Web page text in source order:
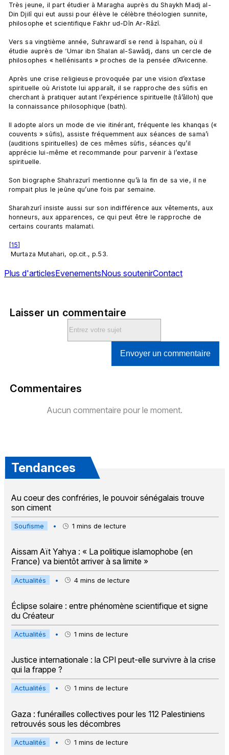
Très jeune, il part étudier à Maragha auprès du Shaykh Madj al-
Din Djilî qui eut aussi pour élève le célèbre théologien sunnite,
philosophe et scientifique Fakhr ud-Dîn Ar-Râzî.
Vers sa vingtième année, Suhrawardî se rend à Ispahan, où il
étudie auprès de ‘Umar ibn Shalan al-Sawâdj, dans un cercle de
philosophes « hellénisants » proches de la pensée d’Avicenne.
Après une crise religieuse provoquée par une vision d’extase
spirituelle où Aristote lui apparaît, il se rapproche des sûfis en
cherchant à pratiquer autant l’expérience spirituelle (tâ’âlloh) que
la connaissance philosophique (bath).
Il adopte alors un mode de vie itinérant, fréquente les khanqas («
couvents » sûfis), assiste fréquemment aux séances de sama’i
(auditions spirituelles) de ces mêmes sûfis, séances qu’il
apprécie lui-même et recommande pour parvenir à l’extase
spirituelle.
Son biographe Shahrazurî mentionne qu’à la fin de sa vie, il ne
rompait plus le jeûne qu’une fois par semaine.
Sharahzurî insiste aussi sur son indifférence aux vêtements, aux
honneurs, aux apparences, ce qui peut être le rapproche de
certains courants malamati.
[15]
Murtaza Mutahari, op.cit., p.53.
Plus d'articlesEvenementsNous soutenirContact
Laisser un commentaire
Envoyer un commentaire
Commentaires
Aucun commentaire pour le moment.
Tendances
Au coeur des confréries, le pouvoir sénégalais trouve
son ciment
Soufisme • 1 mins de lecture
Aissam Aït Yahya : « La politique islamophobe (en
France) va bientôt arriver à sa limite »
Actualités • 4 mins de lecture
Éclipse solaire : entre phénomène scientifique et signe
du Créateur
Actualités • 1 mins de lecture
Justice internationale : la CPI peut-elle survivre à la crise
qui la frappe ?
Actualités • 1 mins de lecture
Gaza : funérailles collectives pour les 112 Palestiniens
retrouvés sous les décombres
Actualités • 1 mins de lecture